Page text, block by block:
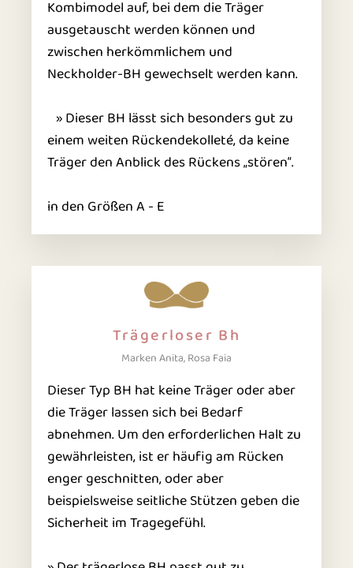
Kombimodel auf, bei dem die Träger
ausgetauscht werden können und
zwischen herkömmlichem und
Neckholder-BH gewechselt werden kann.
» Dieser BH lässt sich besonders gut zu
einem weiten Rückendekolleté, da keine
Träger den Anblick des Rückens „stören“.
in den Größen A - E
Trägerloser Bh
Marken Anita, Rosa Faia
Dieser Typ BH hat keine Träger oder aber
die Träger lassen sich bei Bedarf
abnehmen. Um den erforderlichen Halt zu
gewährleisten, ist er häufig am Rücken
enger geschnitten, oder aber
beispielsweise seitliche Stützen geben die
Sicherheit im Tragegefühl.